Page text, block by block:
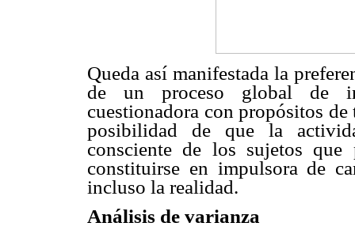
Queda así manifestada la
de un proceso global de
cuestionadora con propósitos
posibilidad de que la
consciente de los sujetos que
constituirse en impulsora de
incluso la realidad.
Análisis de varianza